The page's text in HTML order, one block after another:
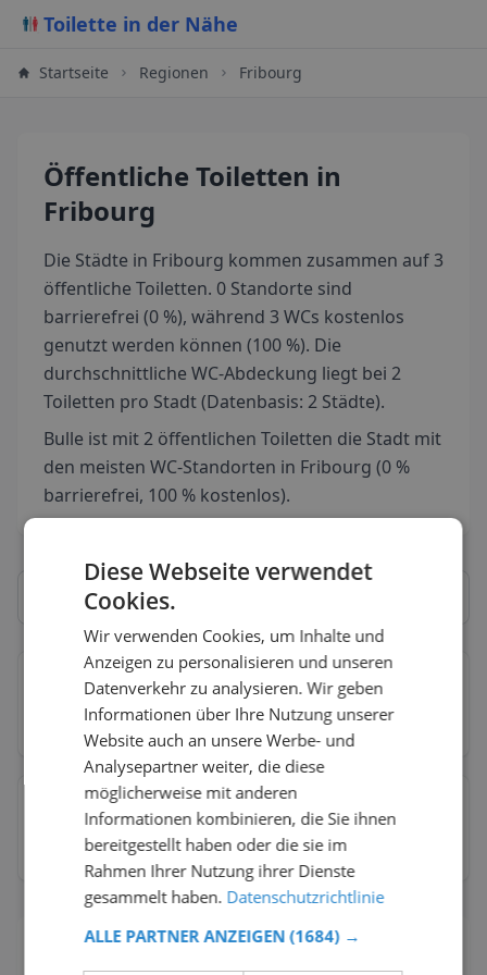
Toilette in der Nähe
Startseite Regionen Fribourg
Öffentliche Toiletten in
Fribourg
Die Städte in Fribourg kommen zusammen auf 3
öffentliche Toiletten. 0 Standorte sind
barrierefrei (0 %), während 3 WCs kostenlos
genutzt werden können (100 %). Die
durchschnittliche WC-Abdeckung liegt bei 2
Toiletten pro Stadt (Datenbasis: 2 Städte).
Bulle ist mit 2 öffentlichen Toiletten die Stadt mit
den meisten WC-Standorten in Fribourg (0 %
barrierefrei, 100 % kostenlos).
Bulle
Toiletten 100% kostenlos
Fribourg
Toiletten 100% kostenlos
Diese Webseite verwendet
Cookies.
Wir verwenden Cookies, um Inhalte und
Anzeigen zu personalisieren und unseren
Datenverkehr zu analysieren. Wir geben
Informationen über Ihre Nutzung unserer
Website auch an unsere Werbe- und
Analysepartner weiter, die diese
möglicherweise mit anderen
Informationen kombinieren, die Sie ihnen
bereitgestellt haben oder die sie im
Rahmen Ihrer Nutzung ihrer Dienste
gesammelt haben. Datenschutzrichtlinie
ALLE PARTNER ANZEIGEN (1684) →